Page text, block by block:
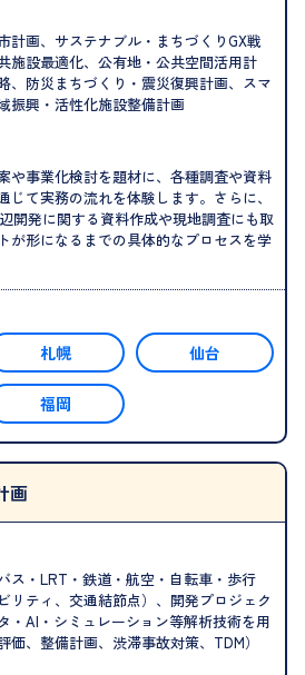
計画、サステナブル・まちづくりGX戦
施設最適化、公有地・公共空間活用計
、防災まちづくり・震災復興計画、スマ
振興・活性化施設整備計画
や事業化検討を題材に、各種調査や資料
て実務の流れを体験します。さらに、
開発に関する資料作成や現地調査にも取
が形になるまでの具体的なプロセスを学
札幌 仙台
福岡
画
ス・LRT・鉄道・航空・自転車・歩行
リティ、交通結節点）、開発プロジェク
・AI・シミュレーション等解析技術を用
価、整備計画、渋滞事故対策、TDM）